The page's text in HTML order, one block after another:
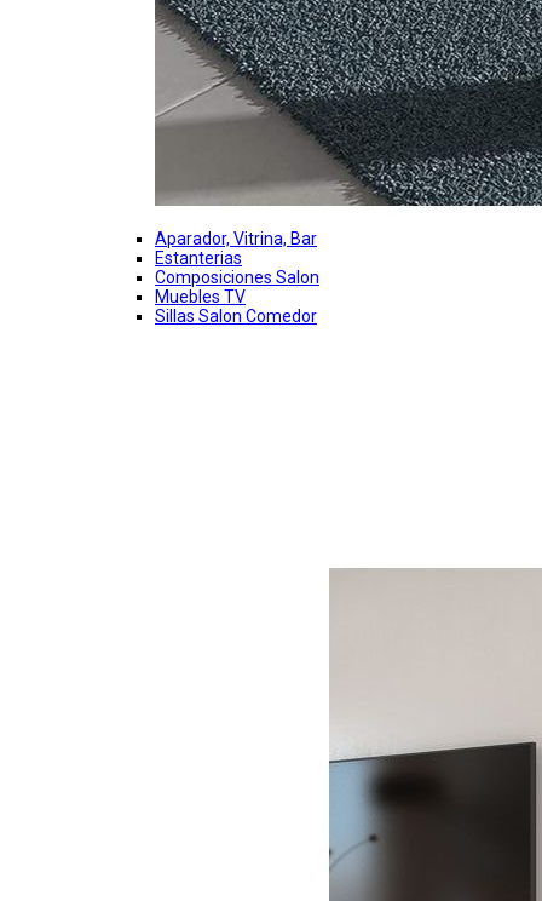
Aparador, Vitrina, Bar
Estanterias
Composiciones Salon
Muebles TV
Sillas Salon Comedor